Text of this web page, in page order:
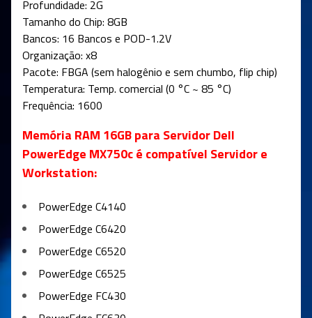
Profundidade: 2G
Tamanho do Chip: 8GB
Bancos: 16 Bancos e POD-1.2V
Organização: x8
Pacote: FBGA (sem halogênio e sem chumbo, flip chip)
Temperatura: Temp. comercial (0 °C ~ 85 °C)
Frequência: 1600
Memória RAM 16GB para Servidor Dell
PowerEdge MX750c é compatível Servidor e
Workstation:
PowerEdge C4140
PowerEdge C6420
PowerEdge C6520
PowerEdge C6525
PowerEdge FC430